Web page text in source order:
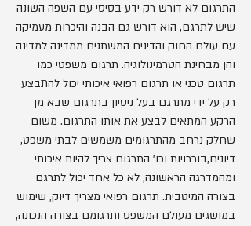
התרגום לא דורש רק ידע בסיסי עם השפה השונה
שיש לתרגם, הוא דורש גם הבנה והיכרות מעמיקה
עם עולם החוק והדינים המשתנים ממדינה למדינה
והן מבחינת הטרמינולוגיה. תרגום משפטי כמו
תרגום טכני או תרגום רפואי איכותי יכול להתבצע
רק על ידי מתרגם בעל ניסיון בתרגום שבא מן
הרקע המתאים לבצע את אותו התרגום. משום
שחלק נרחב מהתרגומים משמשים לבתי משפט,
דיונים,בוררויות וכו' התרגום צריך להיות איכותי
ומהמדרגה הראשונה, לא כל אחד יכול לתרגם
בצורה המיטבית. תרגום רפואי מצריך דיוק, שימוש
במושגים מעולם המשפט ותרגומם בצורה הנכונה,